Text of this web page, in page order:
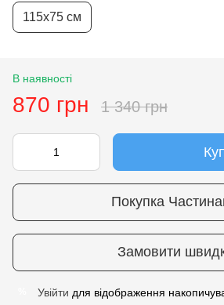
115х75 см
В наявності
870 грн 1 340 грн
Покупка
Замовити
Увійти для відображення